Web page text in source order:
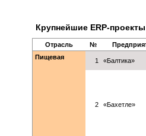
Крупнейшие ERP-
Отрасль №
Пищевая
1 «Балтика»
2 «Бахетле»